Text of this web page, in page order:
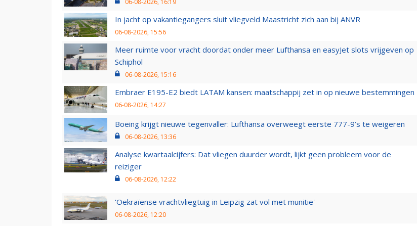
In jacht op vakantiegangers sluit vliegveld Maastricht zich aan bij ANVR
06-08-2026, 15:56
Meer ruimte voor vracht doordat onder meer Lufthansa en easyJet slots vrijgeven op
Schiphol
06-08-2026, 15:16
Embraer E195-E2 biedt LATAM kansen: maatschappij zet in op nieuwe bestemmingen
06-08-2026, 14:27
Boeing krijgt nieuwe tegenvaller: Lufthansa overweegt eerste 777-9’s te weigeren
06-08-2026, 13:36
Analyse kwartaalcijfers: Dat vliegen duurder wordt, lijkt geen probleem voor de
reiziger
06-08-2026, 12:22
'Oekraïense vrachtvliegtuig in Leipzig zat vol met munitie'
06-08-2026, 12:20